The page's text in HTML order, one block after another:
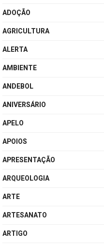
ADOÇÃO
AGRICULTURA
ALERTA
AMBIENTE
ANDEBOL
ANIVERSÁRIO
APELO
APOIOS
APRESENTAÇÃO
ARQUEOLOGIA
ARTE
ARTESANATO
ARTIGO